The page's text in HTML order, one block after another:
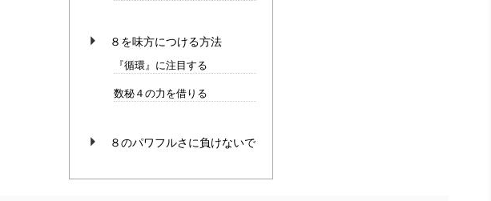
８を味方につける方法
『循環』に注目する
数秘４の力を借りる
８のパワフルさに負けないで